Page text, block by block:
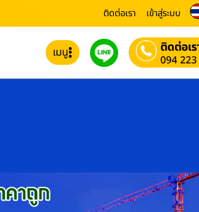
ติดต่อเรา เข้าสู่ระบบ
เมนู ติดต่อเ
094 223